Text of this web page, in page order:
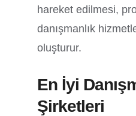
hareket edilmesi,
danışmanlık
oluşturur.
En İyi
Şirketleri